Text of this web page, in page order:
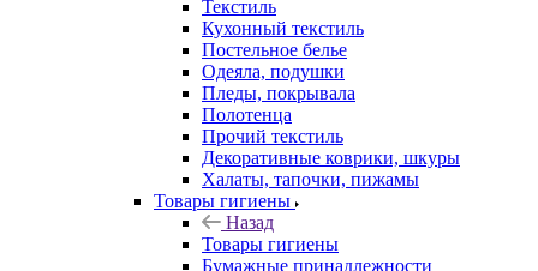
Текстиль
Кухонный текстиль
Постельное белье
Одеяла, подушки
Пледы, покрывала
Полотенца
Прочий текстиль
Декоративные коврики, шкуры
Халаты, тапочки, пижамы
Товары гигиены
Назад
Товары гигиены
Бумажные принадлежности